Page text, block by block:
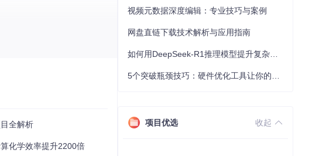
——LDA通过
方法，在小样本材料数据集
而K均值聚类通过machine_l
全解析
化学效率提升2200倍
视频元数据深度编辑：专业技巧与案例
网盘直链下载技术解析与应用指南
项目优选 收起